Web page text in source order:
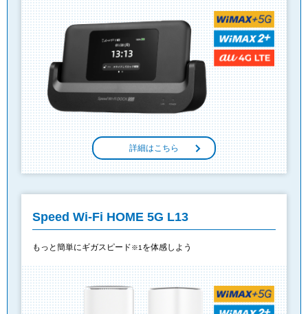
詳細はこちら
Speed Wi-Fi HOME 5G L13
もっと簡単にギガスピード※1 を体感しよう